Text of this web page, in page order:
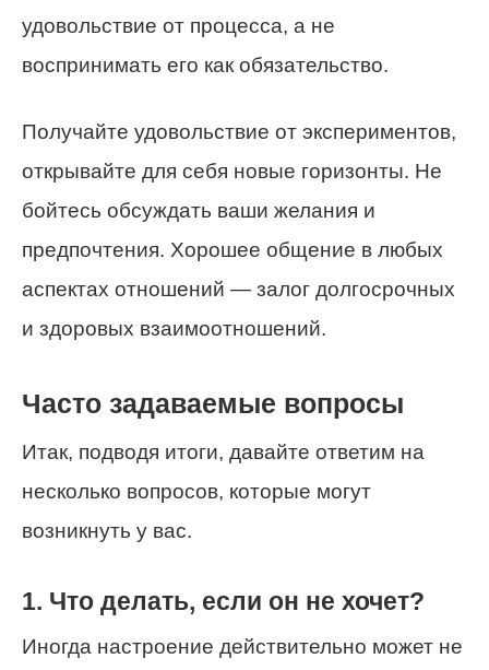
удовольствие от процесса, а не
воспринимать его как обязательство.
Получайте удовольствие от экспериментов,
открывайте для себя новые горизонты. Не
бойтесь обсуждать ваши желания и
предпочтения. Хорошее общение в любых
аспектах отношений — залог долгосрочных
и здоровых взаимоотношений.
Часто задаваемые вопросы
Итак, подводя итоги, давайте ответим на
несколько вопросов, которые могут
возникнуть у вас.
1. Что делать, если он не хочет?
Иногда настроение действительно может не